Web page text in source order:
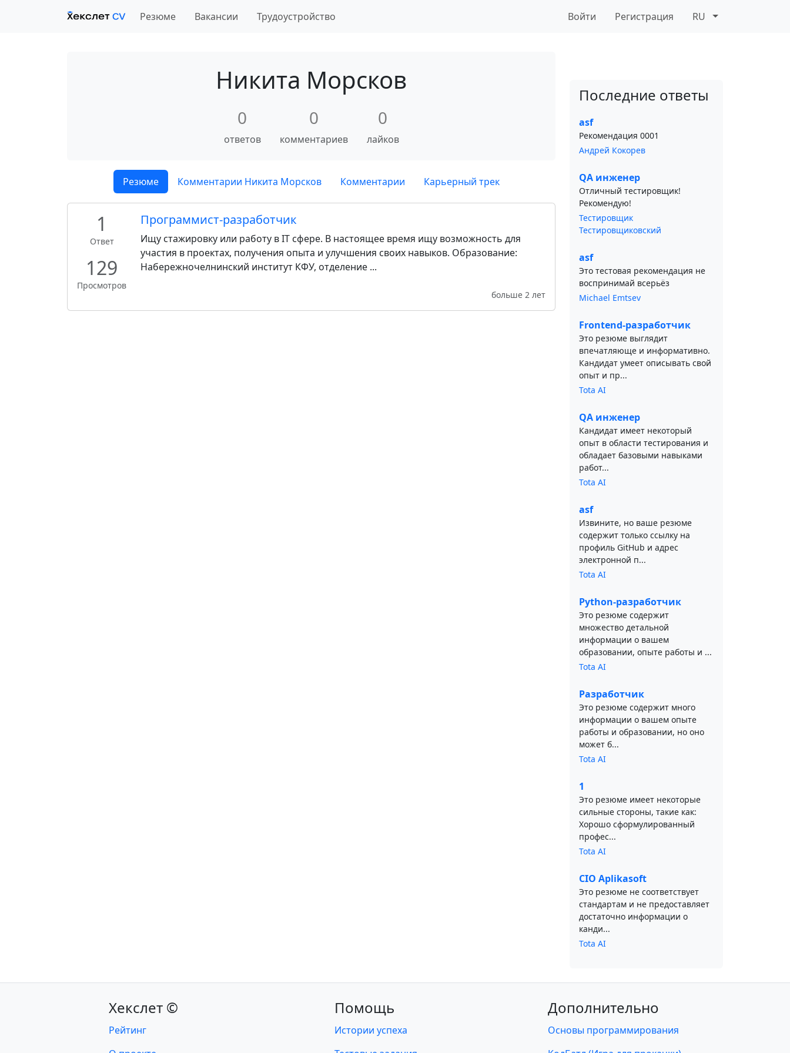
Резюме Вакансии Трудоустройство Войти Регистрация RU
Никита Морсков
0
ответов
0
комментариев
0
лайков
Резюме Комментарии Никита Морсков Комментарии Карьерный трек
1
Ответ
129
Просмотров
Программист-разработчик
Ищу стажировку или работу в IT сфере. В настоящее время ищу возможность для
участия в проектах, получения опыта и улучшения своих навыков. Образование:
Набережночелнинский институт КФУ, отделение ...
больше 2 лет
Последние ответы
asf
Рекомендация 0001
Андрей Кокорев
QA инженер
Отличный тестировщик!
Рекомендую!
Тестировщик
Тестировщиковский
asf
Это тестовая рекомендация не
воспринимай всерьёз
Michael Emtsev
Frontend-разработчик
Это резюме выглядит
впечатляюще и информативно.
Кандидат умеет описывать свой
опыт и пр...
Tota AI
QA инженер
Кандидат имеет некоторый
опыт в области тестирования и
обладает базовыми навыками
работ...
Tota AI
asf
Извините, но ваше резюме
содержит только ссылку на
профиль GitHub и адрес
электронной п...
Tota AI
Python-разработчик
Это резюме содержит
множество детальной
информации о вашем
образовании, опыте работы и ...
Tota AI
Разработчик
Это резюме содержит много
информации о вашем опыте
работы и образовании, но оно
может б...
Tota AI
1
Это резюме имеет некоторые
сильные стороны, такие как:
Хорошо сформулированный
профес...
Tota AI
CIO Aplikasoft
Это резюме не соответствует
стандартам и не предоставляет
достаточно информации о
канди...
Tota AI
Хекслет ©
Рейтинг
Помощь
Истории успеха
Дополнительно
Основы программирования